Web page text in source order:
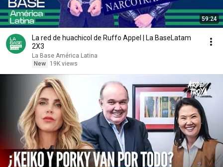
59:24
La red de huachicol de Ruffo Appel | La BaseLatam
2X3
La Base América Latina
New
19K views